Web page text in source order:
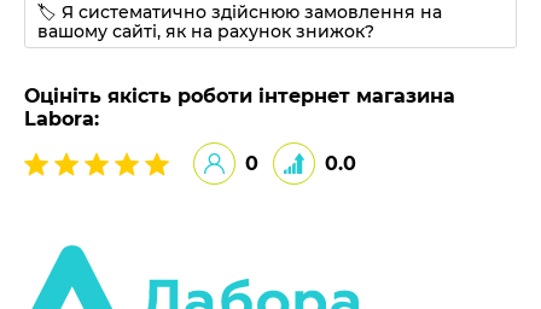
🏷 Я систематично здійснюю замовлення на
вашому сайті, як на рахунок знижок?
Оцініть якість роботи інтернет магазина
Labora:
0
0.0